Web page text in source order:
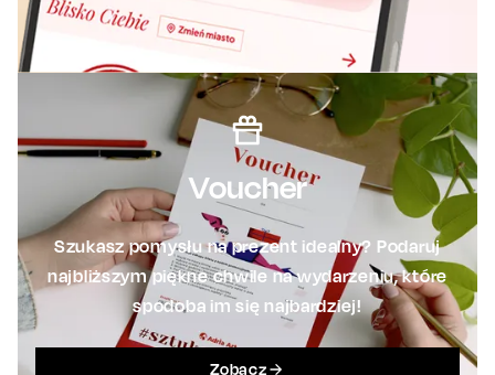
Voucher
Szukasz pomysłu na prezent idealny? Podaruj
najbliższym piękne chwile na wydarzeniu, które
spodoba im się najbardziej!
Zobacz